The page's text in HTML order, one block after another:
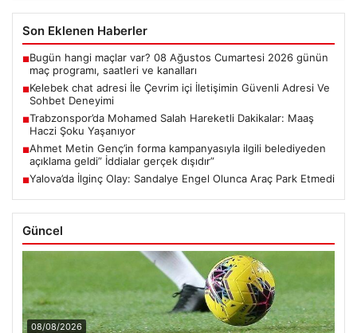
Son Eklenen Haberler
■Bugün hangi maçlar var? 08 Ağustos Cumartesi 2026 günün
maç programı, saatleri ve kanalları
■Kelebek chat adresi İle Çevrim içi İletişimin Güvenli Adresi Ve
Sohbet Deneyimi
■Trabzonspor’da Mohamed Salah Hareketli Dakikalar: Maaş
Haczi Şoku Yaşanıyor
■Ahmet Metin Genç’in forma kampanyasıyla ilgili belediyeden
açıklama geldi” İddialar gerçek dışıdır”
■Yalova’da İlginç Olay: Sandalye Engel Olunca Araç Park Etmedi
Güncel
08/08/2026